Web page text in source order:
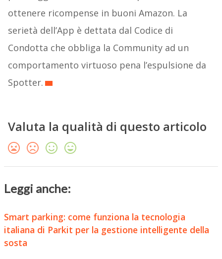
ottenere ricompense in buoni Amazon. La
serietà dell’App è dettata dal Codice di
Condotta che obbliga la Community ad un
comportamento virtuoso pena l’espulsione da
Spotter.
Valuta la qualità di questo articolo
Leggi anche:
Smart parking: come funziona la tecnologia
italiana di Parkit per la gestione intelligente della
sosta